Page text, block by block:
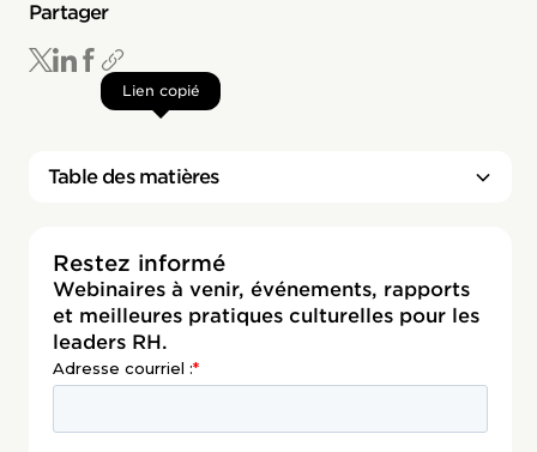
Partager
Lien copié
Table des matières
Restez informé
Webinaires à venir, événements, rapports
et meilleures pratiques culturelles pour les
leaders RH.